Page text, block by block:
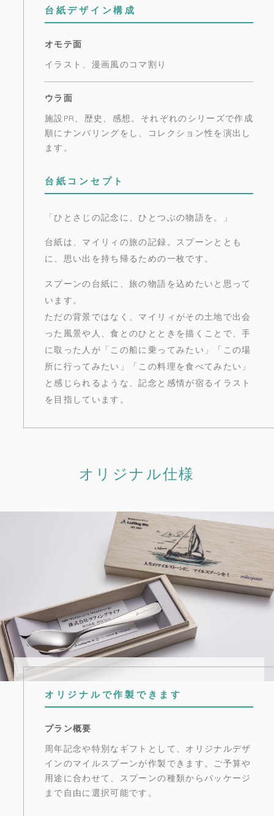
台紙デザイン構成
オモテ面
イラスト、漫画風のコマ割り
ウラ面
施設PR、歴史、感想。それぞれのシリーズで作成
順にナンバリングをし、コレクション性を演出し
ます。
台紙コンセプト
「ひとさじの記念に、ひとつぶの物語を。」
台紙は、マイリィの旅の記録。スプーンととも
に、思い出を持ち帰るための一枚です。
スプーンの台紙に、旅の物語を込めたいと思って
います。
ただの背景ではなく、マイリィがその土地で出会
った風景や人、食とのひとときを描くことで、手
に取った人が「この船に乗ってみたい」「この場
所に行ってみたい」「この料理を食べてみたい」
と感じられるような、記念と感情が宿るイラスト
を目指しています。
オリジナル仕様
オリジナルで作製できます
プラン概要
周年記念や特別なギフトとして、オリジナルデザ
インのマイルスプーンが作製できます。ご予算や
用途に合わせて、スプーンの種類からパッケージ
まで自由に選択可能です。